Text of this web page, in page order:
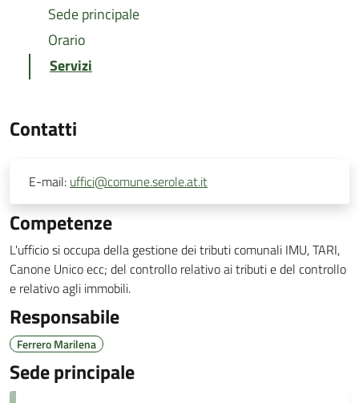
Sede principale
Orario
Servizi
Contatti
E-mail: uffici@comune.serole.at.it
Competenze
L'ufficio si occupa della gestione dei tributi comunali IMU, TARI,
Canone Unico ecc; del controllo relativo ai tributi e del controllo
e relativo agli immobili.
Responsabile
Ferrero Marilena
Sede principale